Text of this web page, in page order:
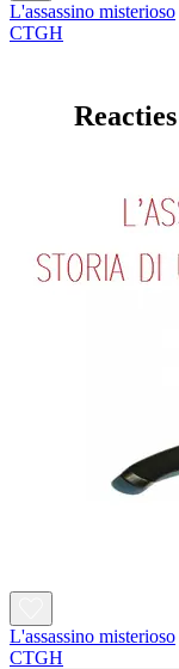
L'assassino misterioso
CTGH
Reacties
L'assassino misterioso
CTGH